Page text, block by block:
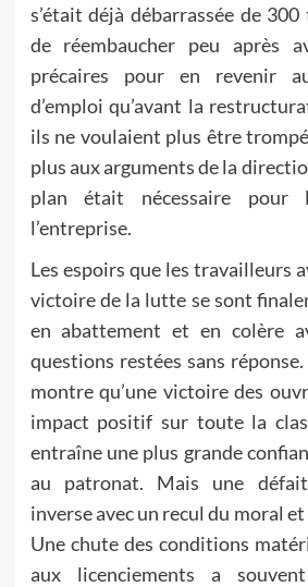
s’était déjà débarrassée de
de réembaucher peu après
précaires pour en revenir
d’emploi qu’avant la
ils ne voulaient plus être
plus aux arguments de la
plan était nécessaire pour
l’entreprise.
Les espoirs que les travailleurs
victoire de la lutte se sont
en abattement et en colère
questions restées sans réponse.
montre qu’une victoire des
impact positif sur toute la
entraîne une plus grande
au patronat. Mais une
inverse avec un recul du moral
Une chute des conditions
aux licenciements a